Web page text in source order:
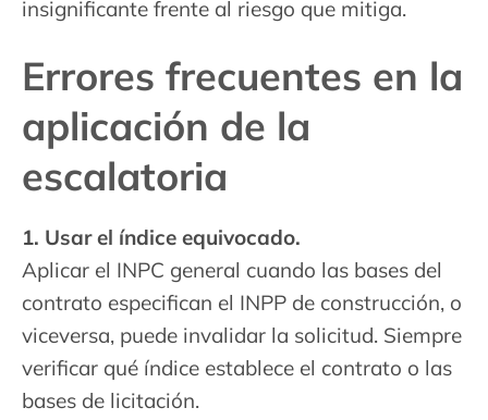
insignificante frente al riesgo que mitiga.
Errores frecuentes en la
aplicación de la
escalatoria
1. Usar el índice equivocado.
Aplicar el INPC general cuando las bases del
contrato especifican el INPP de construcción, o
viceversa, puede invalidar la solicitud. Siempre
verificar qué índice establece el contrato o las
bases de licitación.